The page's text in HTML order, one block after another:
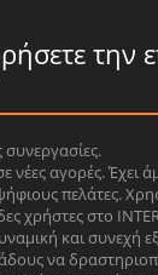
την
συνεργασίες.
νέες αγορές.
πελάτες.
χρήστες στο
και συνεχή
να